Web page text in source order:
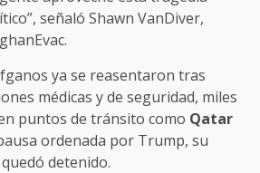
señaló Shawn VanDiver,
ya se reasentaron tras
médicas y de seguridad, miles
puntos de tránsito como Qatar
ordenada por Trump, su
detenido.